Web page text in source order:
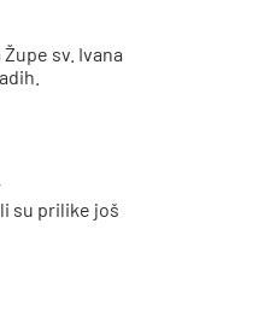
sv. Ivana
su prilike još